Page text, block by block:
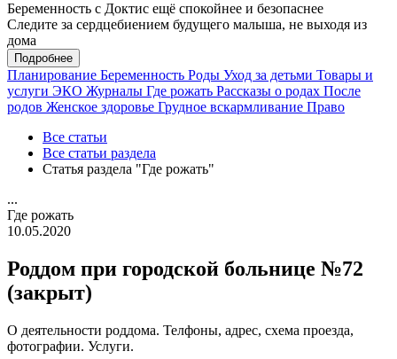
Беременность с Доктис ещё спокойнее и безопаснее
Следите за сердцебиением будущего малыша, не выходя из
дома
Подробнее
Планирование Беременность Роды Уход за детьми Товары и
услуги ЭКО Журналы Где рожать Рассказы о родах После
родов Женское здоровье Грудное вскармливание Право
Все статьи
Все статьи раздела
Статья раздела "Где рожать"
...
Где рожать
10.05.2020
Роддом при городской больнице №72
(закрыт)
О деятельности роддома. Телфоны, адрес, схема проезда,
фотографии. Услуги.